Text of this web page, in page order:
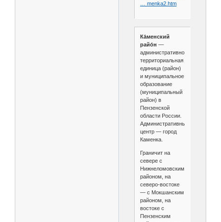
… menka2.htm
Ка́менский
райо́н —
административно-
территориальная
единица (район)
и муниципальное
образование
(муниципальный
район) в
Пензенской
области России.
Административный
центр — город
Каменка.
Граничит на
севере с
Нижнеломовским
районом, на
северо-востоке
— с Мокшанским
районом, на
востоке с
Пензенским